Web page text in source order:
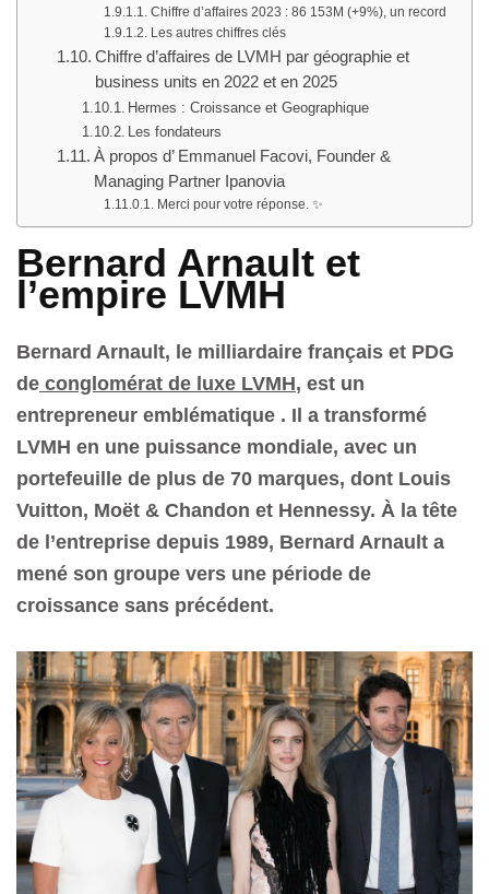
Chiffre d’affaires 2023 : 86 153M (+9%), un record
Les autres chiffres clés
Chiffre d’affaires de LVMH par géographie et
business units en 2022 et en 2025
Hermes : Croissance et Geographique
Les fondateurs
À propos d’ Emmanuel Facovi, Founder &
Managing Partner Ipanovia
Merci pour votre réponse. ✨
Bernard Arnault et
l’empire LVMH
Bernard Arnault, le milliardaire français et PDG
de conglomérat de luxe LVMH, est un
entrepreneur emblématique . Il a transformé
LVMH en une puissance mondiale, avec un
portefeuille de plus de 70 marques, dont Louis
Vuitton, Moët & Chandon et Hennessy. À la tête
de l’entreprise depuis 1989, Bernard Arnault a
mené son groupe vers une période de
croissance sans précédent.